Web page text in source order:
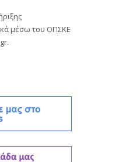
μέσω του ΟΠΣΚΕ